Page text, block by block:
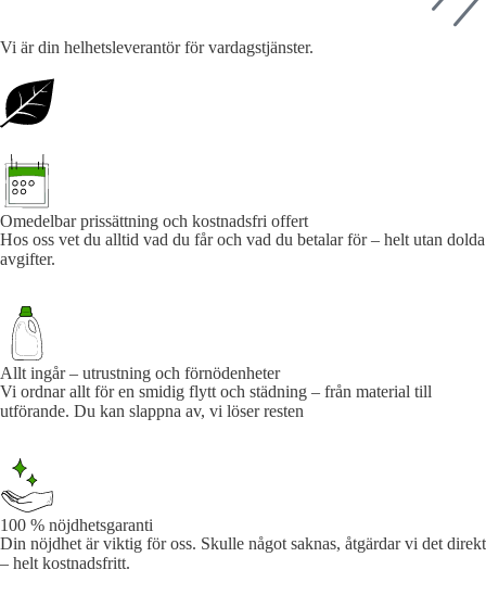
Vi är din helhetsleverantör för vardagstjänster.
Omedelbar prissättning och kostnadsfri offert
Hos oss vet du alltid vad du får och vad du betalar för – helt utan dolda
avgifter.
Allt ingår – utrustning och förnödenheter
Vi ordnar allt för en smidig flytt och städning – från material till
utförande. Du kan slappna av, vi löser resten
100 % nöjdhetsgaranti
Din nöjdhet är viktig för oss. Skulle något saknas, åtgärdar vi det direkt
– helt kostnadsfritt.